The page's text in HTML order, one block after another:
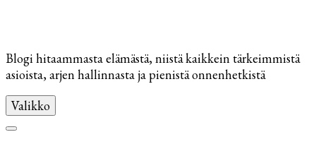
Blogi hitaammasta elämästä, niistä kaikkein tärkeimmistä
asioista, arjen hallinnasta ja pienistä onnenhetkistä
Valikko